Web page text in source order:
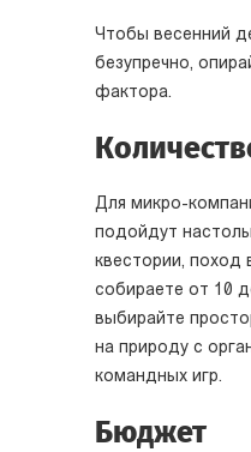
Чтобы весенний
безупречно,
фактора.
Для микро-
подойдут
квестории, поход
собираете от 10
выбирайте
на природу с
командных игр.
Бюджет